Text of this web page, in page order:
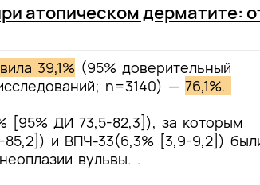
атопическом дерматите:
39,1% (95% доверительный
n=3140) — 76,1%.
[95% ДИ 73,5-82,3]), за которым
и ВПЧ-33(6,3% [3,9-9,2])
вульвы. .